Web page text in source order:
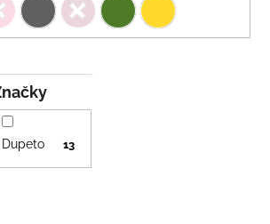
Značky
Dupeto 13